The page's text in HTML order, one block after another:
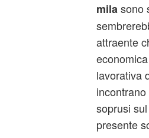
mila sono
attraente
lavorativa
soprusi
presente